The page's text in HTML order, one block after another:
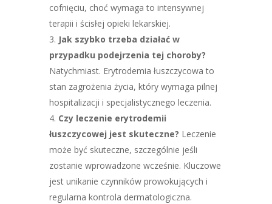
cofnięciu, choć wymaga to intensywnej
terapii i ścisłej opieki lekarskiej.
Jak szybko trzeba działać w
przypadku podejrzenia tej choroby?
Natychmiast. Erytrodemia łuszczycowa to
stan zagrożenia życia, który wymaga pilnej
hospitalizacji i specjalistycznego leczenia.
Czy leczenie erytrodemii
łuszczycowej jest skuteczne? Leczenie
może być skuteczne, szczególnie jeśli
zostanie wprowadzone wcześnie. Kluczowe
jest unikanie czynników prowokujących i
regularna kontrola dermatologiczna.